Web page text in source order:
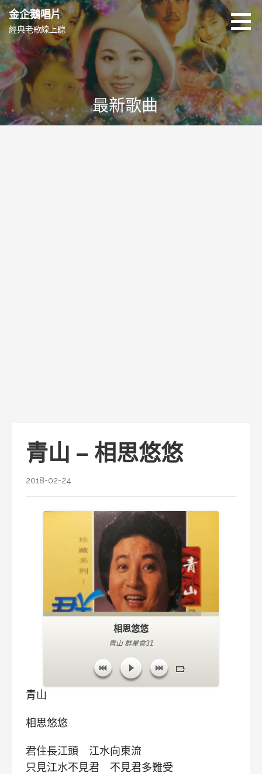
跳
至
主
要
內
容
金企鵝唱片
經典老歌線上聽
最新歌曲
青山 – 相思悠悠
2018-02-24
相思悠悠
青山 群星會31
青山
相思悠悠
君住長江頭 江水向東流
只見江水不見君 不見君多難受